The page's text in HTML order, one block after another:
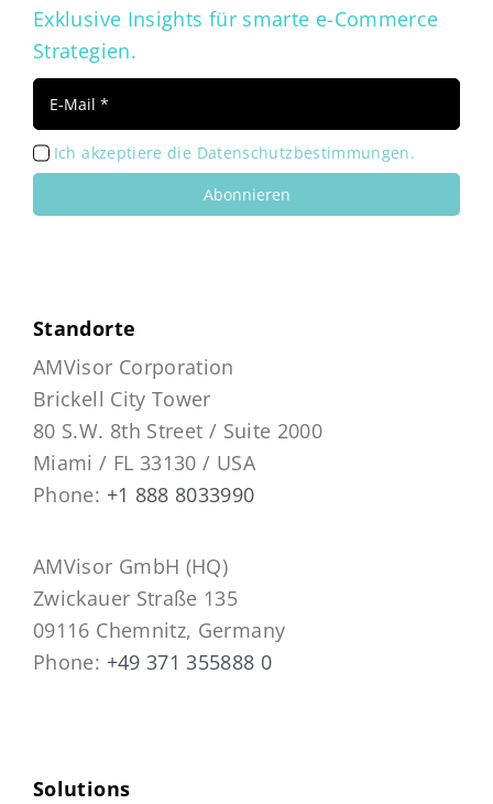
Exklusive Insights für smarte e-Commerce
Strategien.
Ich akzeptiere die Datenschutzbestimmungen.
Abonnieren
Standorte
AMVisor Corporation
Brickell City Tower
80 S.W. 8th Street / Suite 2000
Miami / FL 33130 / USA
Phone: +1 888 8033990
AMVisor GmbH (HQ)
Zwickauer Straße 135
09116 Chemnitz, Germany
Phone: +49 371 355888 0
Solutions